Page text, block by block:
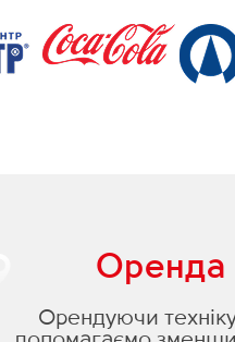
Оренда
Орендуючи